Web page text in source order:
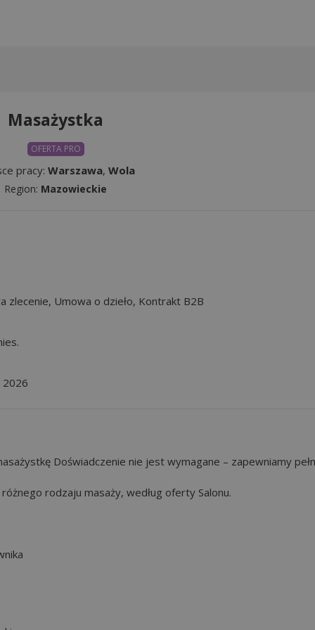
Masażystka
OFERTA PRO
pracy: Warszawa, Wola
Region: Mazowieckie
zlecenie, Umowa o dzieło, Kontrakt B2B
2026
Doświadczenie nie jest wymagane – zapewniamy
rodzaju masaży, według oferty Salonu.